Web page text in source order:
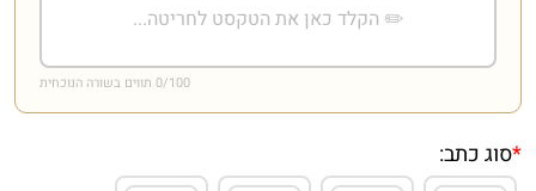
0/100 תווים בשורה הנוכחית
*סוג כתב: